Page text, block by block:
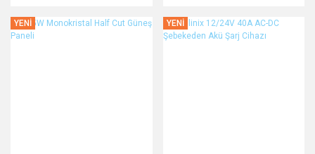
YENİ YENİ